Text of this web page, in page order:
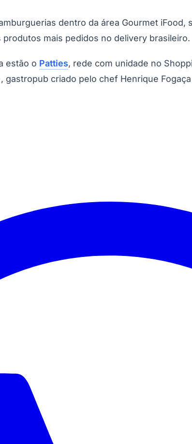
dentro da área Gourmet
mais pedidos no delivery brasileiro.
estão o Patties, rede com unidade no
gastropub criado pelo chef Henrique